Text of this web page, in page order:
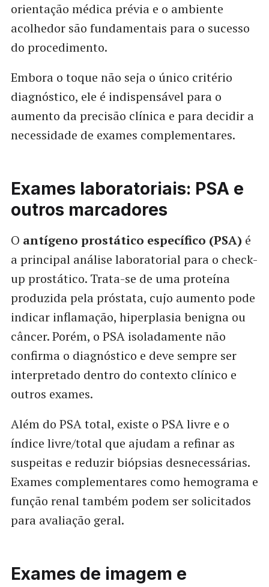
orientação médica prévia e o ambiente
acolhedor são fundamentais para o sucesso
do procedimento.
Embora o toque não seja o único critério
diagnóstico, ele é indispensável para o
aumento da precisão clínica e para decidir a
necessidade de exames complementares.
Exames laboratoriais: PSA e
outros marcadores
O antígeno prostático específico (PSA) é
a principal análise laboratorial para o check-
up prostático. Trata-se de uma proteína
produzida pela próstata, cujo aumento pode
indicar inflamação, hiperplasia benigna ou
câncer. Porém, o PSA isoladamente não
confirma o diagnóstico e deve sempre ser
interpretado dentro do contexto clínico e
outros exames.
Além do PSA total, existe o PSA livre e o
índice livre/total que ajudam a refinar as
suspeitas e reduzir biópsias desnecessárias.
Exames complementares como hemograma e
função renal também podem ser solicitados
para avaliação geral.
Exames de imagem e